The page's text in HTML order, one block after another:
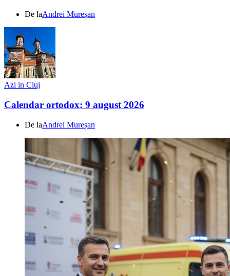
De laAndrei Mureșan
Azi in Cluj
Calendar ortodox: 9 august 2026
De laAndrei Mureșan